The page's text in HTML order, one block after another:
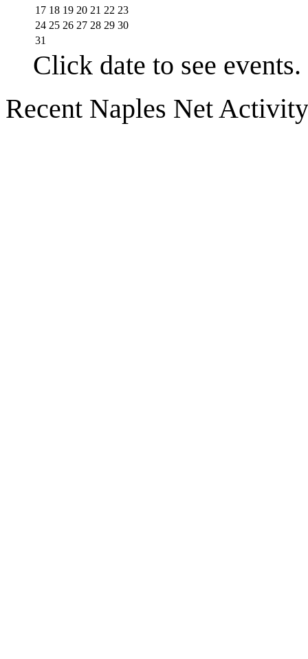
17 18 19 20 21 22 23
24 25 26 27 28 29 30
31
Click date to see events.
Recent Naples Net Activity